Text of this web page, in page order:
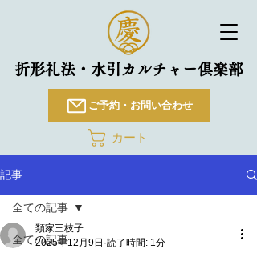
折形礼法・水引カルチャー倶楽部
ご予約・お問い合わせ
カート
記事
全ての記事
全ての記事
類家三枝子
2025年12月9日 読了時間: 1分